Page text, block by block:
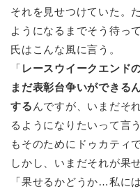
それを見せつけていた。
ようになるまでそう待っ
氏はこんな風に言う。
「 レースウイークエンド
まだ表彰台争いができる
する んですが、いまだそ
るようになりたいって言
もそのためにドゥカティ
しかし、いまだそれが果
「果せるかどうか…私に